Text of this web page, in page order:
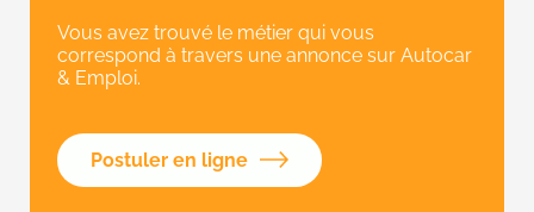
Vous avez trouvé le métier qui vous
correspond à travers une annonce sur Autocar
& Emploi.
Postuler en ligne